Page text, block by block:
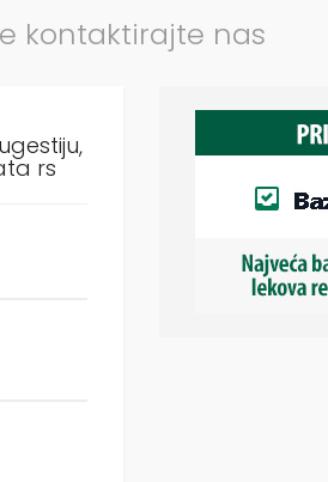
kontaktirajte nas
rs